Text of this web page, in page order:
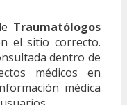
Traumatólogos
el sitio correcto.
dentro de
médicos en
médica